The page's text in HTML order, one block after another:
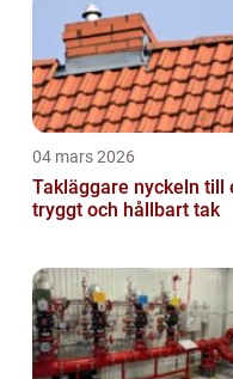
04 mars 2026
Takläggare nyckeln till ett
tryggt och hållbart tak